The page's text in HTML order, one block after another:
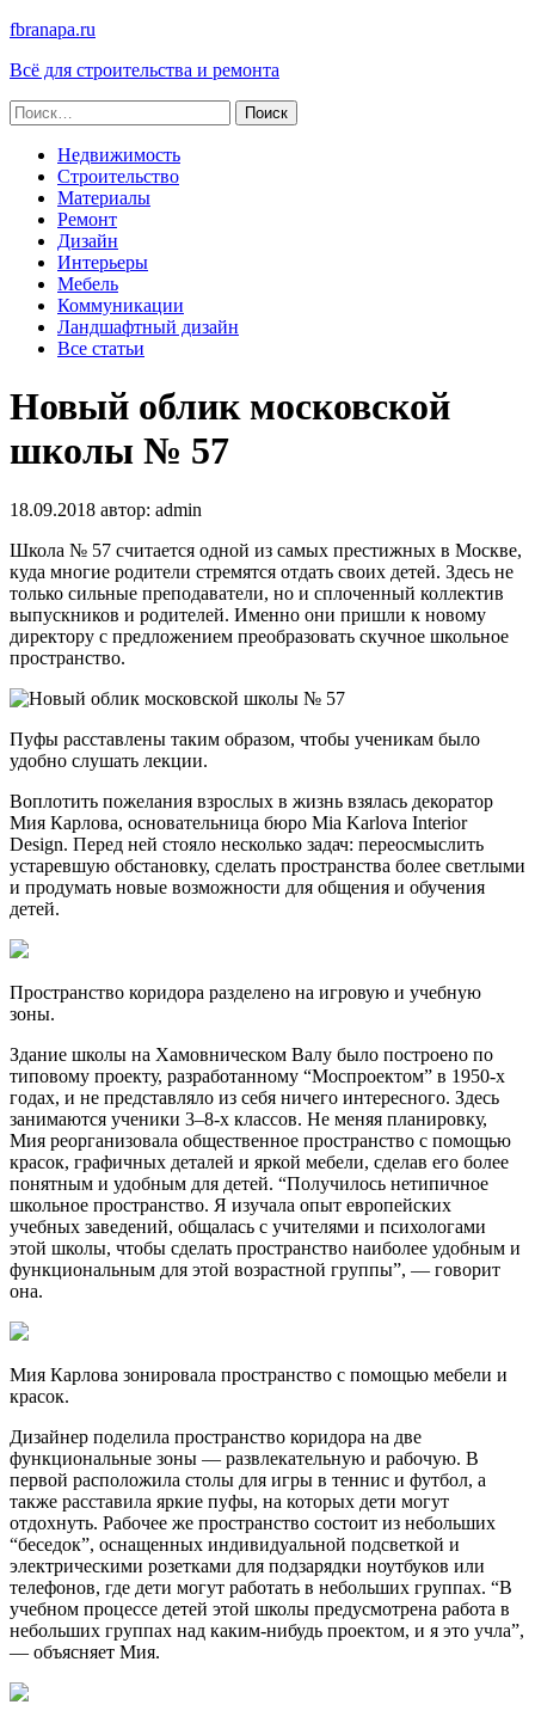
fbranapa.ru
Всё для строительства и ремонта
Найти:
Недвижимость
Строительство
Материалы
Ремонт
Дизайн
Интерьеры
Мебель
Коммуникации
Ландшафтный дизайн
Все статьи
Новый облик московской
школы № 57
18.09.2018 автор: admin
Школа № 57 считается одной из самых престижных в Москве,
куда многие родители стремятся отдать своих детей. Здесь не
только сильные преподаватели, но и сплоченный коллектив
выпускников и родителей. Именно они пришли к новому
директору с предложением преобразовать скучное школьное
пространство.
Пуфы расставлены таким образом, чтобы ученикам было
удобно слушать лекции.
Воплотить пожелания взрослых в жизнь взялась декоратор
Мия Карлова, основательница бюро Mia Karlova Interior
Design. Перед ней стояло несколько задач: переосмыслить
устаревшую обстановку, сделать пространства более светлыми
и продумать новые возможности для общения и обучения
детей.
Пространство коридора разделено на игровую и учебную
зоны.
Здание школы на Хамовническом Валу было построено по
типовому проекту, разработанному “Моспроектом” в 1950-х
годах, и не представляло из себя ничего интересного. Здесь
занимаются ученики 3–8-х классов. Не меняя планировку,
Мия реорганизовала общественное пространство с помощью
красок, графичных деталей и яркой мебели, сделав его более
понятным и удобным для детей. “Получилось нетипичное
школьное пространство. Я изучала опыт европейских
учебных заведений, общалась с учителями и психологами
этой школы, чтобы сделать пространство наиболее удобным и
функциональным для этой возрастной группы”, — говорит
она.
Мия Карлова зонировала пространство с помощью мебели и
красок.
Дизайнер поделила пространство коридора на две
функциональные зоны — развлекательную и рабочую. В
первой расположила столы для игры в теннис и футбол, а
также расставила яркие пуфы, на которых дети могут
отдохнуть. Рабочее же пространство состоит из небольших
“беседок”, оснащенных индивидуальной подсветкой и
электрическими розетками для подзарядки ноутбуков или
телефонов, где дети могут работать в небольших группах. “В
учебном процессе детей этой школы предусмотрена работа в
небольших группах над каким-нибудь проектом, и я это учла”,
— объясняет Мия.